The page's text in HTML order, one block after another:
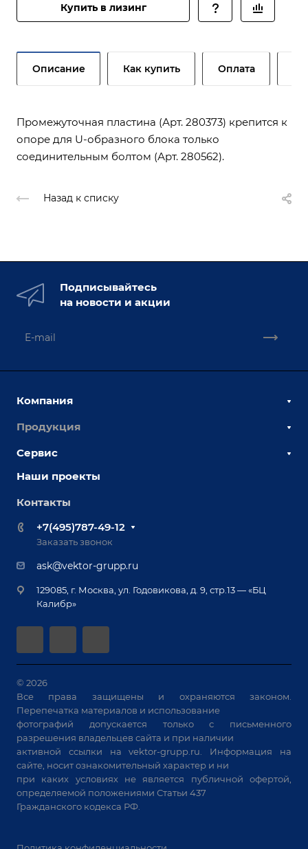
Купить в лизинг
Описание Как купить Оплата
Промежуточная пластина (Арт. 280373) крепится к
опоре для U-образного блока только
соединительным болтом (Арт. 280562).
Назад к списку
Подписывайтесь
на новости и акции
Компания
О компании
Выставки и мероприятия
Вопрос ответ
Реквизиты
Документы
Продукция
Сборочно-сварочные столы
Оснастка для сварочных столов
Оборудование для приварки крепежа
Приварной крепеж
Специализированные решения для сварки
Позиционеры и вращатели
Машины контактной сварки
Универсальные зажимы
Системы аспирации
Станки лазерной резки
Решения для учебных заведений
Сервис
Сервисное обслуживание
Обучение
Лизинг
Гарантия
автоматизации
Наши проекты
Контакты
+7(495)787-49-12
Заказать звонок
ask@vektor-grupp.ru
129085, г. Москва, ул. Годовикова, д. 9, стр.13 — «БЦ
Калибр»
© 2026
Все права защищены и охраняются законом.
Перепечатка материалов и использование
фотографий допускается только с письменного
разрешения владельцев сайта и при наличии
активной ссылки наvektor-grupp.ru . Информация на
сайте, носит ознакомительный характер и ни
при каких условиях не является публичной офертой,
определяемой положениями Статьи 437
Гражданского кодекса РФ.